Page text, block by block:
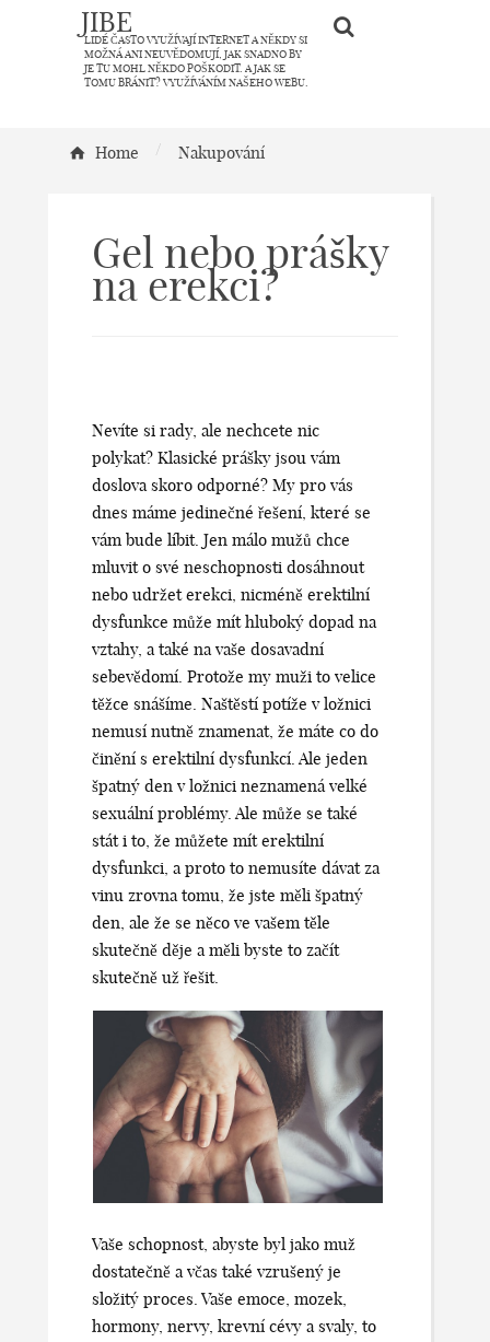
JIBE
LIDÉ ČASTO VYUŽÍVAJÍ INTERNET A NĚKDY SI
MOŽNÁ ANI NEUVĚDOMUJÍ, JAK SNADNO BY
JE TU MOHL NĚKDO POŠKODIT. A JAK SE
TOMU BRÁNIT? VYUŽÍVÁNÍM NAŠEHO WEBU.
Home / Nakupování
Gel nebo prášky
na erekci?
Nevíte si rady, ale nechcete nic
polykat? Klasické prášky jsou vám
doslova skoro odporné? My pro vás
dnes máme jedinečné řešení, které se
vám bude líbit. Jen málo mužů chce
mluvit o své neschopnosti dosáhnout
nebo udržet erekci, nicméně erektilní
dysfunkce může mít hluboký dopad na
vztahy, a také na vaše dosavadní
sebevědomí. Protože my muži to velice
těžce snášíme. Naštěstí potíže v ložnici
nemusí nutně znamenat, že máte co do
činění s erektilní dysfunkcí. Ale jeden
špatný den v ložnici neznamená velké
sexuální problémy. Ale může se také
stát i to, že můžete mít erektilní
dysfunkci, a proto to nemusíte dávat za
vinu zrovna tomu, že jste měli špatný
den, ale že se něco ve vašem těle
skutečně děje a měli byste to začít
skutečně už řešit.
Vaše schopnost, abyste byl jako muž
dostatečně a včas také vzrušený je
složitý proces. Vaše emoce, mozek,
hormony, nervy, krevní cévy a svaly, to